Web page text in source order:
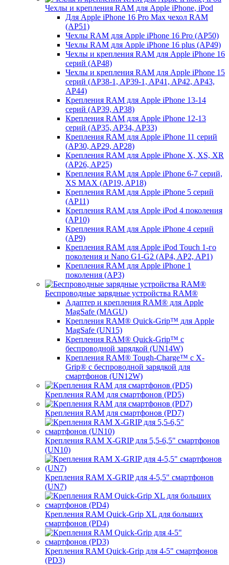
Чехлы и крепления RAM для Apple iPhone, iPod
Для Apple iPhone 16 Pro Max чехол RAM
(AP51)
Чехлы RAM для Apple iPhone 16 Pro (AP50)
Чехлы RAM для Apple iPhone 16 plus (AP49)
Чехлы и крепления RAM для Apple iPhone 16
серий (AP48)
Чехлы и крепления RAM для Apple iPhone 15
серий (AP38-1, AP39-1, AP41, AP42, AP43,
AP44)
Крепления RAM для Apple iPhone 13-14
серий (AP39, AP38)
Крепления RAM для Apple iPhone 12-13
серий (AP35, AP34, AP33)
Крепления RAM для Apple iPhone 11 серий
(AP30, AP29, AP28)
Крепления RAM для Apple iPhone X, XS, XR
(AP26, AP25)
Крепления RAM для Apple iPhone 6-7 серий,
XS MAX (AP19, AP18)
Крепления RAM для Apple iPhone 5 серий
(AP11)
Крепления RAM для Apple iPod 4 поколения
(AP10)
Крепления RAM для Apple iPhone 4 серий
(AP9)
Крепления RAM для Apple iPod Touch 1-го
поколения и Nano G1-G2 (AP4, AP2, AP1)
Крепления RAM для Apple iPhone 1
поколения (AP3)
Беспроводные зарядные устройства RAM®
Адаптер и крепления RAM® для Apple
MagSafe (MAGU)
Крепления RAM® Quick-Grip™ для Apple
MagSafe (UN15)
Крепления RAM® Quick-Grip™ с
беспроводной зарядкой (UN14W)
Крепления RAM® Tough-Charge™ с X-
Grip® с беспроводной зарядкой для
смартфонов (UN12W)
Крепления RAM для смартфонов (PD5)
Крепления RAM для смартфонов (PD7)
Крепления RAM X-GRIP для 5,5-6,5" смартфонов
(UN10)
Крепления RAM X-GRIP для 4-5,5" смартфонов
(UN7)
Крепления RAM Quick-Grip XL для больших
смартфонов (PD4)
Крепления RAM Quick-Grip для 4-5" смартфонов
(PD3)